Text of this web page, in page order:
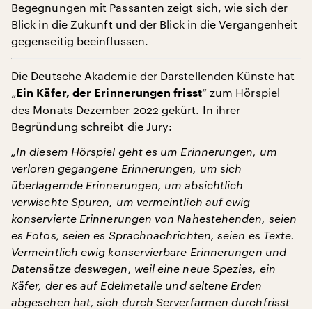
Begegnungen mit Passanten zeigt sich, wie sich der
Blick in die Zukunft und der Blick in die Vergangenheit
gegenseitig beeinflussen.
Die Deutsche Akademie der Darstellenden Künste hat
„ Ein Käfer, der Erinnerungen frisst“ zum Hörspiel
des Monats Dezember 2022 gekürt. In ihrer
Begründung schreibt die Jury:
„In diesem Hörspiel geht es um Erinnerungen, um
verloren gegangene Erinnerungen, um sich
überlagernde Erinnerungen, um absichtlich
verwischte Spuren, um vermeintlich auf ewig
konservierte Erinnerungen von Nahestehenden, seien
es Fotos, seien es Sprachnachrichten, seien es Texte.
Vermeintlich ewig konservierbare Erinnerungen und
Datensätze deswegen, weil eine neue Spezies, ein
Käfer, der es auf Edelmetalle und seltene Erden
abgesehen hat, sich durch Serverfarmen durchfrisst